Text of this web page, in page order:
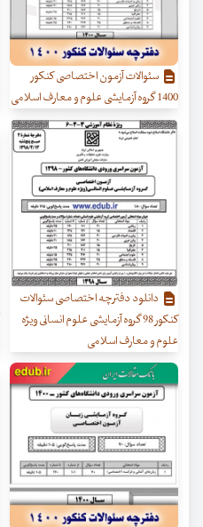
سئوالات آزمون اختصاصی کنکور
1400 گروه آزمایشی علوم و معارف اسلامی
دانلود دفترچه اختصاصی سئوالات
کنکور 98 گروه آزمایشی علوم انسانی ویژه
علوم و معارف اسلامی